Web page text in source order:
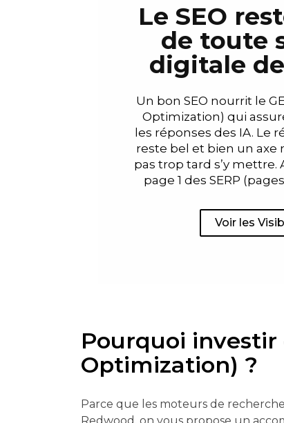
Le SEO
de toute
digitale
Un bon SEO nourrit le
Optimization) qui
les réponses des IA. Le
reste bel et bien un axe
pas trop tard s’y mettre.
page 1 des SERP
Voir les
Pourquoi investir
Optimization) ?
Parce que les moteurs de